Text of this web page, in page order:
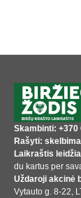
Skambinti: +370
Rašyti:
Laikraštis
du kartus per
Uždaroji akcinė
Vytauto g. 8-22,